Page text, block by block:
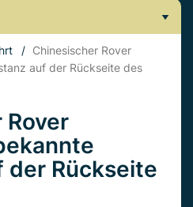
/ Chinesischer Rover
auf der Rückseite des
der Rückseite